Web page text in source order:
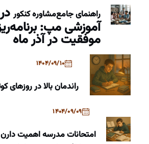
راهنمای جامعمشاوره کنکور
آموزشی مپ:
موفقیت در آذر ماه
1404/09/10
راندمان بالا در روزهای
1404/09/09
امتحانات مدرسه اهمیت